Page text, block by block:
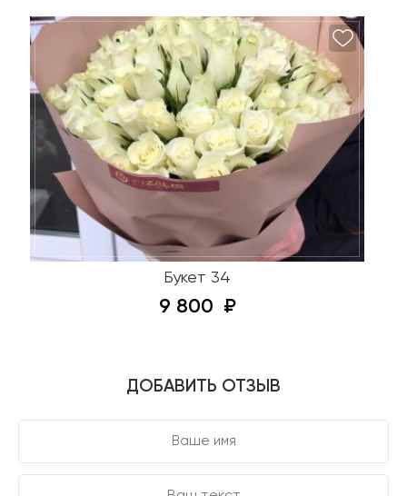
Букет 34
9 800
ДОБАВИТЬ ОТЗЫВ